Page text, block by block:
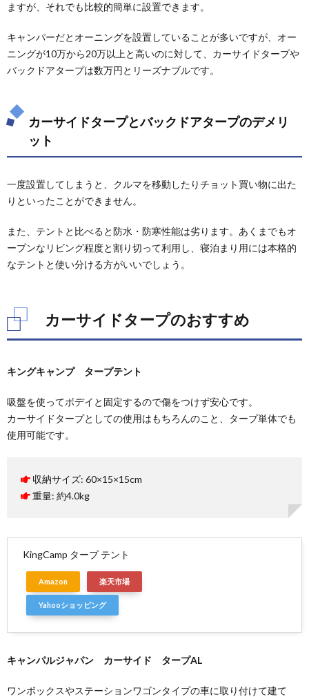
ドアタ
メリッ
ト
2.2.
バック
ドアタ
ープの
デメリ
カー
ドタ
ープ
すす
バッ
アタ
のお
ますが、それでも比較的簡単に設置できます。
キャンパーだとオーニングを設置していることが多いですが、オー
ニングが10万から20万以上と高いのに対して、カーサイドタープや
バックドアタープは数万円とリーズナブルです。
カーサイドタープとバックドアタープのデメリ
ット
一度設置してしまうと、クルマを移動したりチョット買い物に出た
りといったことができません。
また、テントと比べると防水・防寒性能は劣ります。あくまでもオ
ープンなリビング程度と割り切って利用し、寝泊まり用には本格的
なテントと使い分ける方がいいでしょう。
カーサイドタープのおすすめ
キングキャンプ タープテント
吸盤を使ってボデイと固定するので傷をつけず安心です。
カーサイドタープとしての使用はもちろんのこと、タープ単体でも
使用可能です。
収納サイズ: 60×15×15cm
重量: 約4.0kg
KingCamp タープ テント
Amazon 楽天市場
Yahooショッピング
キャンパルジャパン カーサイド タープAL
ワンボックスやステーションワゴンタイプの車に取り付けて建て